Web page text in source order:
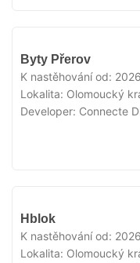
Byty Přerov
K nastěhování od: 2026
Lokalita: Olomoucký
Developer: Connecte
Hblok
K nastěhování od: 2026
Lokalita: Olomoucký